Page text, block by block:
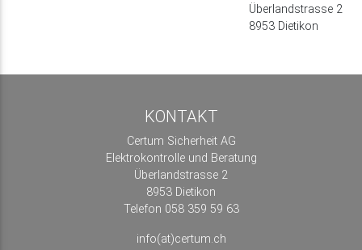
Überlandstrasse 2
8953 Dietikon
KONTAKT
Certum Sicherheit AG
Elektrokontrolle und Beratung
Überlandstrasse 2
8953 Dietikon
Telefon 058 359 59 63
info(at)certum.ch